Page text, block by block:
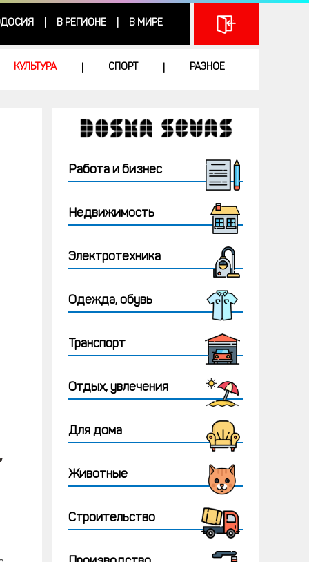
В РЕГИОНЕ В МИРЕ
КУЛЬТУРА СПОРТ РАЗНОЕ
Работа и бизнес
Недвижимость
Электротехника
Одежда, обувь
Транспорт
Отдых, увлечения
Для дома
Животные
Строительство